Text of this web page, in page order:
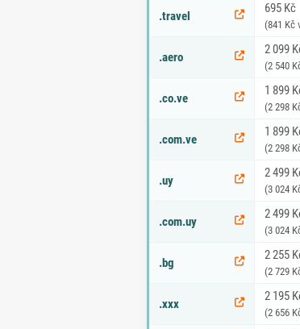
.travel
695 Kč
(841 Kč
.aero
2 099
(2 540
.co.ve
1 899
(2 298
.com.ve
1 899
(2 298
.uy
2 499
(3 024
.com.uy
2 499
(3 024
.bg
2 255
(2 729
.xxx
2 195
(2 656